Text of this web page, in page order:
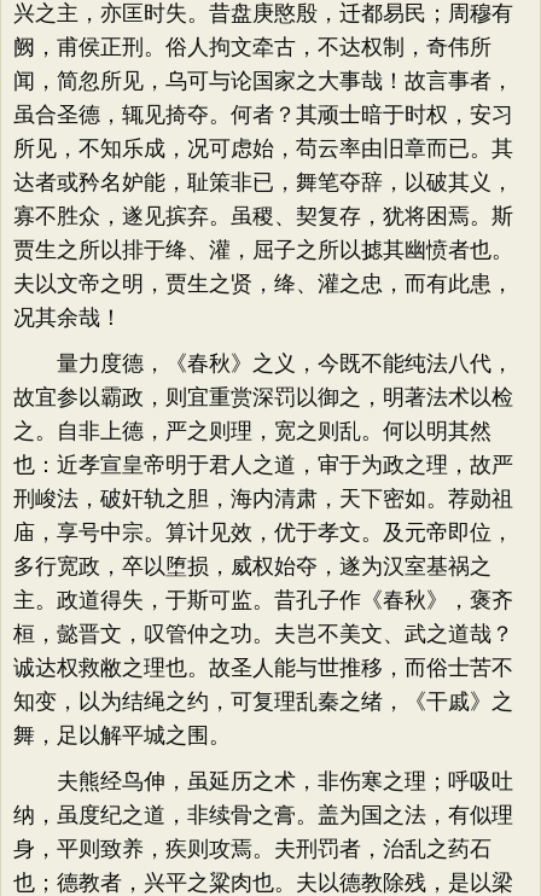
兴之主，亦匡时失。昔盘庚愍殷，迁都易民；周穆有
阙，甫侯正刑。俗人拘文牵古，不达权制，奇伟所
闻，简忽所见，乌可与论国家之大事哉！故言事者，
虽合圣德，辄见掎夺。何者？其顽士暗于时权，安习
所见，不知乐成，况可虑始，苟云率由旧章而已。其
达者或矜名妒能，耻策非已，舞笔夺辞，以破其义，
寡不胜众，遂见摈弃。虽稷、契复存，犹将困焉。斯
贾生之所以排于绛、灌，屈子之所以摅其幽愤者也。
夫以文帝之明，贾生之贤，绛、灌之忠，而有此患，
况其余哉！
量力度德，《春秋》之义，今既不能纯法八代，
故宜参以霸政，则宜重赏深罚以御之，明著法术以检
之。自非上德，严之则理，宽之则乱。何以明其然
也：近孝宣皇帝明于君人之道，审于为政之理，故严
刑峻法，破奸轨之胆，海内清肃，天下密如。荐勋祖
庙，享号中宗。算计见效，优于孝文。及元帝即位，
多行宽政，卒以堕损，威权始夺，遂为汉室基祸之
主。政道得失，于斯可监。昔孔子作《春秋》，褒齐
桓，懿晋文，叹管仲之功。夫岂不美文、武之道哉？
诚达权救敝之理也。故圣人能与世推移，而俗士苦不
知变，以为结绳之约，可复理乱秦之绪，《干戚》之
舞，足以解平城之围。
夫熊经鸟伸，虽延历之术，非伤寒之理；呼吸吐
纳，虽度纪之道，非续骨之膏。盖为国之法，有似理
身，平则致养，疾则攻焉。夫刑罚者，治乱之药石
也；德教者，兴平之粱肉也。夫以德教除残，是以梁